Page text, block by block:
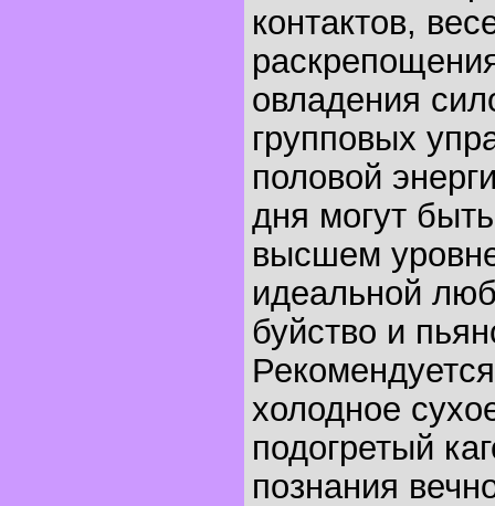
контактов,
овладения
групповых
половой
дня могут
высшем
идеальной
буйство и
холодное
подогретый
познания